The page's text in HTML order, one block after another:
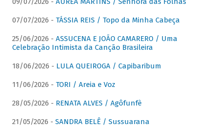
07/07/2026 - TÁSSIA REIS / Topo da Minha Cabeça
25/06/2026 - ASSUCENA E JOÃO CAMARERO / Uma
Celebração Intimista da Canção Brasileira
18/06/2026 - LULA QUEIROGA / Capibaribum
11/06/2026 - TORI / Areia e Voz
28/05/2026 - RENATA ALVES / Agôfunfè
21/05/2026 - SANDRA BELÊ / Sussuarana